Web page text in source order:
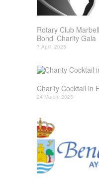
Rotary Club
Bond’ Charity Gala
7 April, 2025
Charity Cocktail in
24 March, 2025